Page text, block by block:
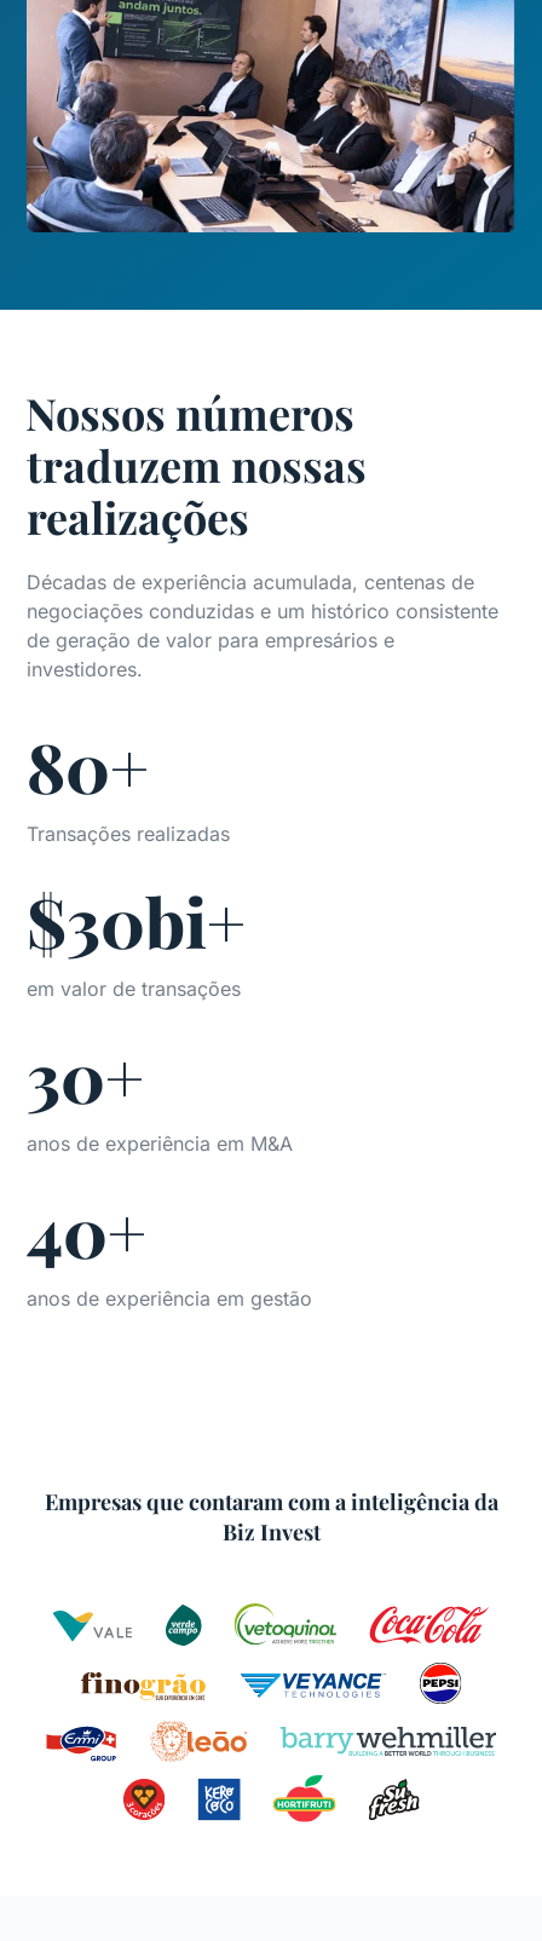
Nossos números
traduzem nossas
realizações
Décadas de experiência acumulada, centenas de
negociações conduzidas e um histórico consistente
de geração de valor para empresários e
investidores.
80+
Transações realizadas
$30bi+
em valor de transações
30+
anos de experiência em M&A
40+
anos de experiência em gestão
Empresas que contaram com a inteligência da
Biz Invest